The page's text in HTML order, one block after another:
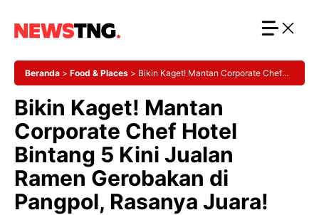
Beranda > Food & Places > Bikin Kaget! Mantan Corporate Chef
Juara!
Bikin Kaget! Mantan
Corporate Chef Hotel
Bintang 5 Kini Jualan
Ramen Gerobakan di
Pangpol, Rasanya Juara!